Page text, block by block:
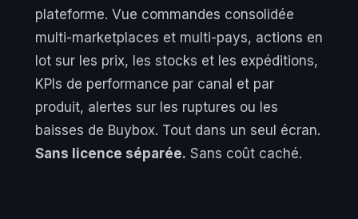
plateforme. Vue commandes consolidée
multi-marketplaces et multi-pays, actions en
lot sur les prix, les stocks et les expéditions,
KPIs de performance par canal et par
produit, alertes sur les ruptures ou les
baisses de Buybox. Tout dans un seul écran.
Sans licence séparée. Sans coût caché.